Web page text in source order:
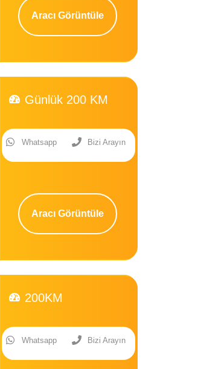
Aracı Görüntüle
Günlük 200 KM
Whatsapp Bizi Arayın
Aracı Görüntüle
200KM
Whatsapp Bizi Arayın